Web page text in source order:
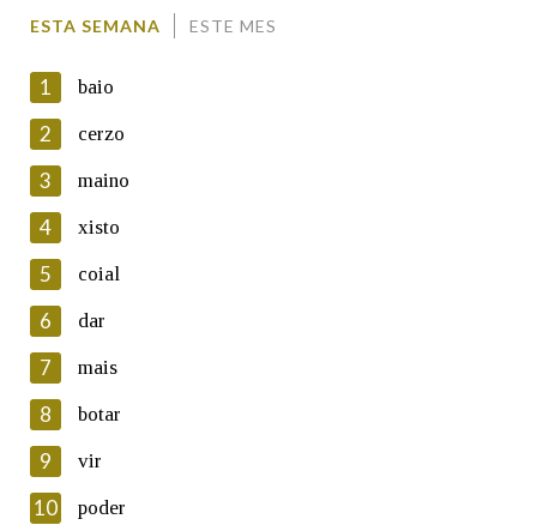
En cumprimento da normativa vixente en materia de
Protección de Datos de Carácter Persoal, a Real Academia
Galega informa a aqueles usuarios que faciliten o seu correo
electrónico, así como calquera outra información de carácter
persoal, que estes datos serán obxecto de tratamento
automatizado de carácter confidencial e incorporados aos seus
ficheiros informáticos. Así mesmo, os usuarios poderán exercer o
seu dereito de acceso, rectificación, oposición e cancelación dos
seus datos poñéndose en contacto connosco.
Lin e acepto as condicións da política de
Introduce o código que aparece na imaxe:
ESTA SEMANA ESTE MES
1 baio
2 cerzo
3 maino
4 xisto
5 coial
6 dar
7 mais
8 botar
9 vir
10 poder